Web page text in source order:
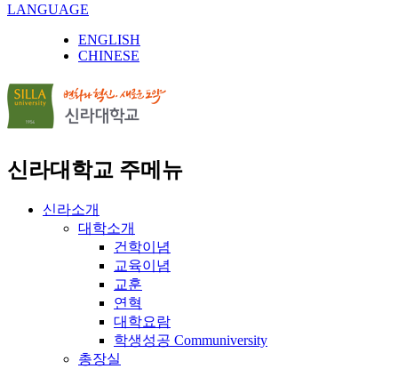
LANGUAGE
ENGLISH
CHINESE
신라대학교 주메뉴
신라소개
대학소개
건학이념
교육이념
교훈
연혁
대학요람
학생성공 Communiversity
총장실